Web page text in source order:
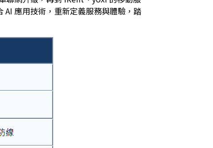
應用技術，重新定義服務與體驗，踏